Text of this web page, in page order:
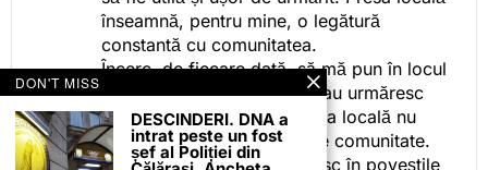
înseamnă, pentru mine, o legătură
constantă cu comunitatea.
Încerc, de fiecare dată, să mă pun în locul
celor care citesc, privesc sau urmăresc
ceea ce fac. Pentru că presa locală nu
este despre mine, ci despre comunitate.
Iar dacă oamenii se regăsesc în poveștile
DON'T MISS
DESCINDERI. DNA a
intrat peste un fost
șef al Poliției din